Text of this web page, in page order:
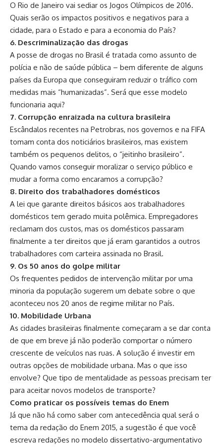
O Rio de Janeiro vai sediar os Jogos Olímpicos de 2016.
Quais serão os impactos positivos e negativos para a
cidade, para o Estado e para a economia do País?
6. Descriminalização das drogas
A posse de drogas no Brasil é tratada como assunto de
polícia e não de saúde pública – bem diferente de alguns
países da Europa que conseguiram reduzir o tráfico com
medidas mais “humanizadas”. Será que esse modelo
funcionaria aqui?
7. Corrupção enraizada na cultura brasileira
Escândalos recentes na Petrobras, nos governos e na FIFA
tomam conta dos noticiários brasileiros, mas existem
também os pequenos delitos, o “jeitinho brasileiro”.
Quando vamos conseguir moralizar o serviço público e
mudar a forma como encaramos a corrupção?
8. Direito dos trabalhadores domésticos
A lei que garante direitos básicos aos trabalhadores
domésticos tem gerado muita polêmica. Empregadores
reclamam dos custos, mas os domésticos passaram
finalmente a ter direitos que já eram garantidos a outros
trabalhadores com carteira assinada no Brasil.
9. Os 50 anos do golpe militar
Os frequentes pedidos de intervenção militar por uma
minoria da população sugerem um debate sobre o que
aconteceu nos 20 anos de regime militar no País.
10. Mobilidade Urbana
As cidades brasileiras finalmente começaram a se dar conta
de que em breve já não poderão comportar o número
crescente de veículos nas ruas. A solução é investir em
outras opções de mobilidade urbana. Mas o que isso
envolve? Que tipo de mentalidade as pessoas precisam ter
para aceitar novos modelos de transporte?
Como praticar os possíveis temas do Enem
Já que não há como saber com antecedência qual será o
tema da redação do Enem 2015, a sugestão é que você
escreva redações no modelo dissertativo-argumentativo